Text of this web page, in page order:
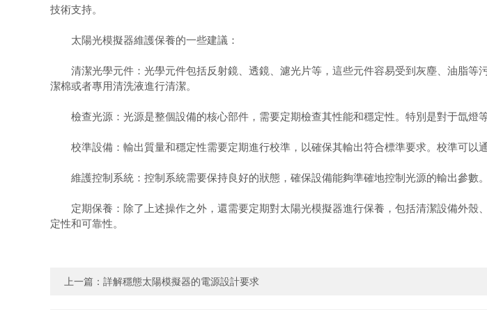
技術支持。
太陽光模擬器維護保養的一些建議：
清潔光學元件：光學元件包括反射鏡、透鏡、濾光片等，這些元件容易受到灰塵、油脂等
潔棉或者專用清洗液進行清潔。
檢查光源：光源是整個設備的核心部件，需要定期檢查其性能和穩定性。特別是對于氙燈
校準設備：輸出質量和穩定性需要定期進行校準，以確保其輸出符合標準要求。校準可以
維護控制系統：控制系統需要保持良好的狀態，確保設備能夠準確地控制光源的輸出參數
定期保養：除了上述操作之外，還需要定期對太陽光模擬器進行保養，包括清潔設備外殼
定性和可靠性。
上一篇： 詳解穩態太陽模擬器的電源設計要求